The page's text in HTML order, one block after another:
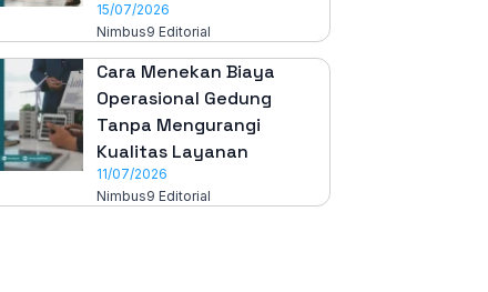
15/07/2026
Nimbus9 Editorial
Cara Menekan Biaya
Operasional Gedung
Tanpa Mengurangi
Kualitas Layanan
11/07/2026
Nimbus9 Editorial